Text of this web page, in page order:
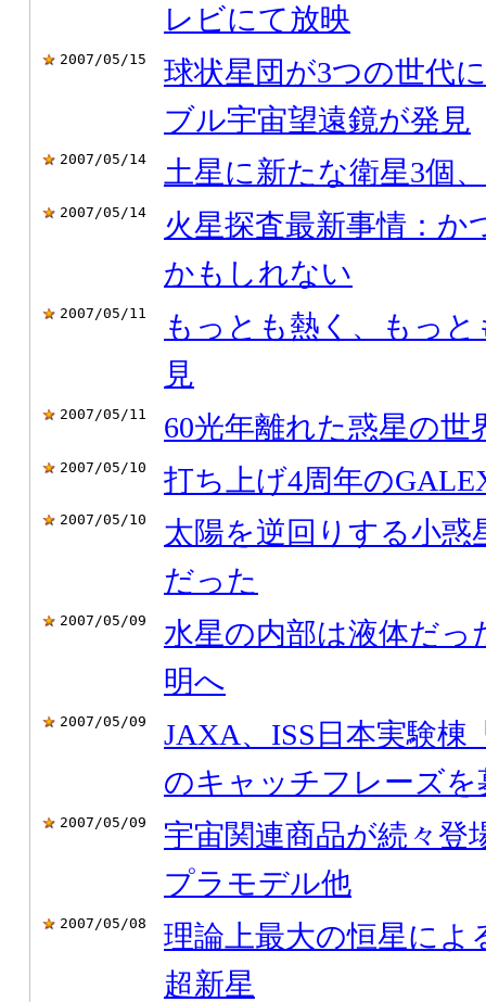
レビにて放映
2007/05/15
球状星団が3つの世代
ブル宇宙望遠鏡が発見
2007/05/14 土星に新たな衛星3個
2007/05/14
火星探査最新事情：か
かもしれない
2007/05/11
もっとも熱く、もっ
見
2007/05/11 60光年離れた惑星の世
2007/05/10 打ち上げ4周年の
2007/05/10
太陽を逆回りする小惑
だった
2007/05/09
水星の内部は液体だ
明へ
2007/05/09
JAXA、ISS日本実験棟
のキャッチフレーズを
2007/05/09
宇宙関連商品が続々登
プラモデル他
2007/05/08
理論上最大の恒星によ
超新星